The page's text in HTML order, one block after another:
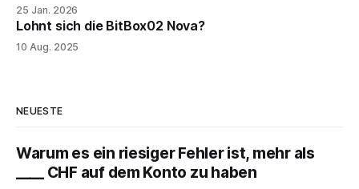
25 Jan. 2026
Lohnt sich die BitBox02 Nova?
10 Aug. 2025
NEUESTE
Warum es ein riesiger Fehler ist, mehr als
____ CHF auf dem Konto zu haben